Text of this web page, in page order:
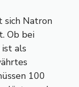
sich Natron
Ob bei
als
100